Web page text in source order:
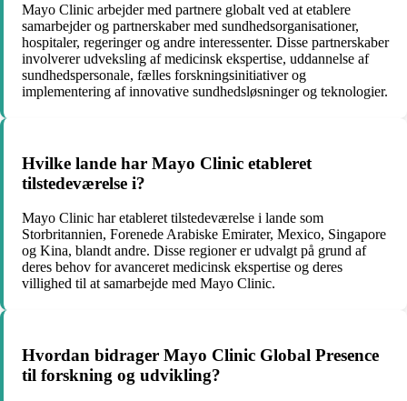
Mayo Clinic arbejder med partnere globalt ved at etablere
samarbejder og partnerskaber med sundhedsorganisationer,
hospitaler, regeringer og andre interessenter. Disse partnerskaber
involverer udveksling af medicinsk ekspertise, uddannelse af
sundhedspersonale, fælles forskningsinitiativer og
implementering af innovative sundhedsløsninger og teknologier.
Hvilke lande har Mayo Clinic etableret
tilstedeværelse i?
Mayo Clinic har etableret tilstedeværelse i lande som
Storbritannien, Forenede Arabiske Emirater, Mexico, Singapore
og Kina, blandt andre. Disse regioner er udvalgt på grund af
deres behov for avanceret medicinsk ekspertise og deres
villighed til at samarbejde med Mayo Clinic.
Hvordan bidrager Mayo Clinic Global Presence
til forskning og udvikling?